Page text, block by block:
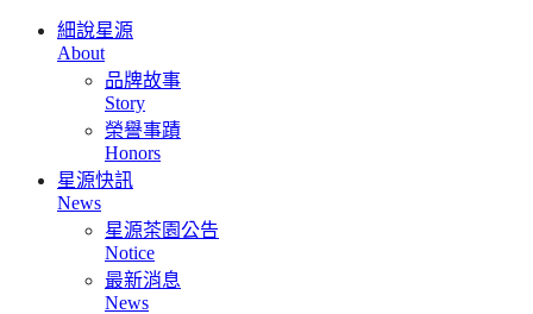
細說星源
About
品牌故事
Story
榮譽事蹟
Honors
星源快訊
News
星源茶園公告
Notice
最新消息
News